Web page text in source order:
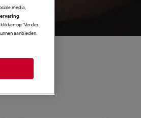
media,
op ‘Verder
aanbieden.